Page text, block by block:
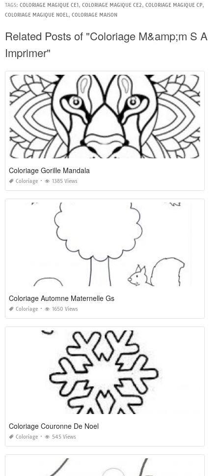
TAGS: COLORIAGE MAGIQUE CE1, COLORIAGE MAGIQUE CE2, COLORIAGE MAGIQUE CP,
COLORIAGE MAGIQUE NOEL, COLORIAGE MAISON
Related Posts of "Coloriage M&amp;m S A
Imprimer"
Coloriage Gorille Mandala
Coloriage 1385 Views
Coloriage Automne Maternelle Gs
Coloriage 1650 Views
Coloriage Couronne De Noel
Coloriage 545 Views